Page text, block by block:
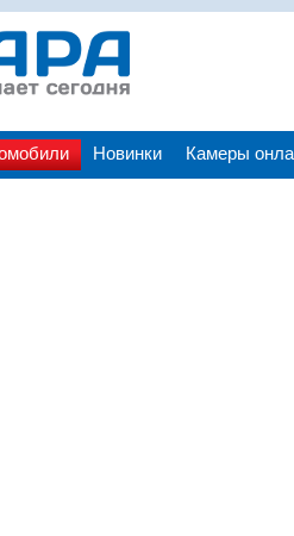
Новинки Камеры